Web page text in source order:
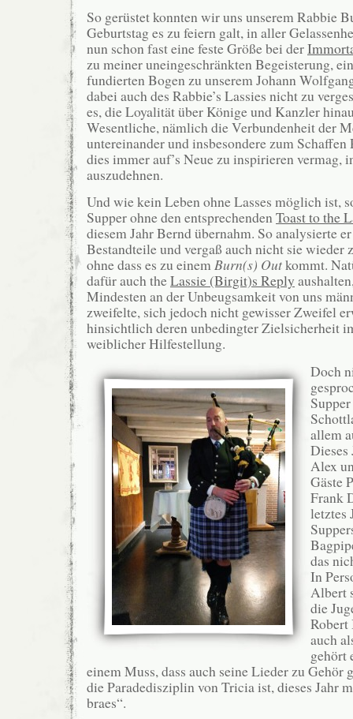
So gerüstet konnten wir uns unserem Rabbie
Geburtstag es zu feiern galt, in aller
nun schon fast eine feste Größe bei der
zu meiner uneingeschränkten Begeisterung,
fundierten Bogen zu unserem Johann
dabei auch des Rabbie’s Lassies nicht zu
es, die Loyalität über Könige und Kanzler
Wesentliche, nämlich die Verbundenheit der
untereinander und insbesondere zum Schaffen
dies immer auf’s Neue zu inspirieren vermag,
auszudehnen.
Und wie kein Leben ohne Lasses möglich ist,
Supper ohne den entsprechendenToast to the
diesem Jahr Bernd übernahm. So analysierte
Bestandteile und vergaß auch nicht sie wieder
ohne dass es zu einemBurn(s) Outkommt.
dafür auch theLassie (Birgit)s Reply
Mindesten an der Unbeugsamkeit von uns
zweifelte, sich jedoch nicht gewisser Zweifel
hinsichtlich deren unbedingter Zielsicherheit
weiblicher Hilfestellung.
Doch
allem
Dieses
Alex
Gäste
Frank
letztes
das
In
Albert
die
Robert
auch
gehört
einem Muss, dass auch seine Lieder zu Gehör
die Paradedisziplin von Tricia ist, dieses Jahr
braes“.